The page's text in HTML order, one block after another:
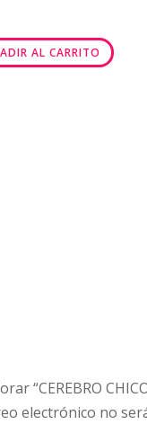
AL CARRITO
“CEREBRO
electrónico no